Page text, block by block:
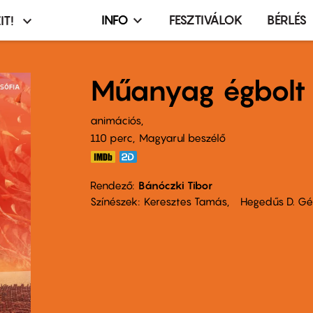
Infó,
terembérlés
menü
INFO FESZTIVÁLOK BÉRLÉS
Műanyag égbolt
animációs
110 perc,
Magyarul beszélő
Rendező Bánóczki Tibor
Színészek
Keresztes Tamás Hegedűs D.